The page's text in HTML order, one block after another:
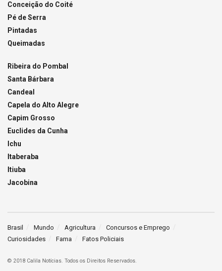
Conceição do Coité
Pé de Serra
Pintadas
Queimadas
Ribeira do Pombal
Santa Bárbara
Candeal
Capela do Alto Alegre
Capim Grosso
Euclides da Cunha
Ichu
Itaberaba
Itiuba
Jacobina
Brasil Mundo Agricultura
Concursos e Emprego
Curiosidades
Fama Fatos Policiais
© 2018 Calila Notícias. Todos os Direitos Reservados.